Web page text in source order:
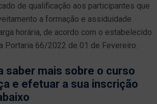
de qualificação aos participantes que
a formação e assiduidade
horária, de acordo com o estabelecido
Portaria 66/2022 de 01 de Fevereiro.
saber mais sobre o curso
e efetuar a sua inscrição